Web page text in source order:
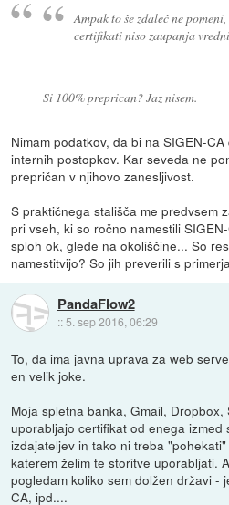
Ampak to še zdaleč ne
certifikati niso zaupanja
Si 100% preprican? Jaz nisem.
Nimam podatkov, da bi na SIGEN-
internih postopkov. Kar seveda ne
prepričan v njihovo zanesljivost.
S praktičnega stališča me predvsem
pri vseh, ki so ročno namestili
sploh ok, glede na okoliščine... So
namestitvijo? So jih preverili s
PandaFlow2
:: 5. sep 2016, 06:29
To, da ima javna uprava za web
en velik joke.
Moja spletna banka, Gmail, Dropbox,
uporabljajo certifikat od enega izmed
izdajateljev in tako ni treba
katerem želim te storitve uporabljati.
pogledam koliko sem dolžen državi -
CA, ipd....